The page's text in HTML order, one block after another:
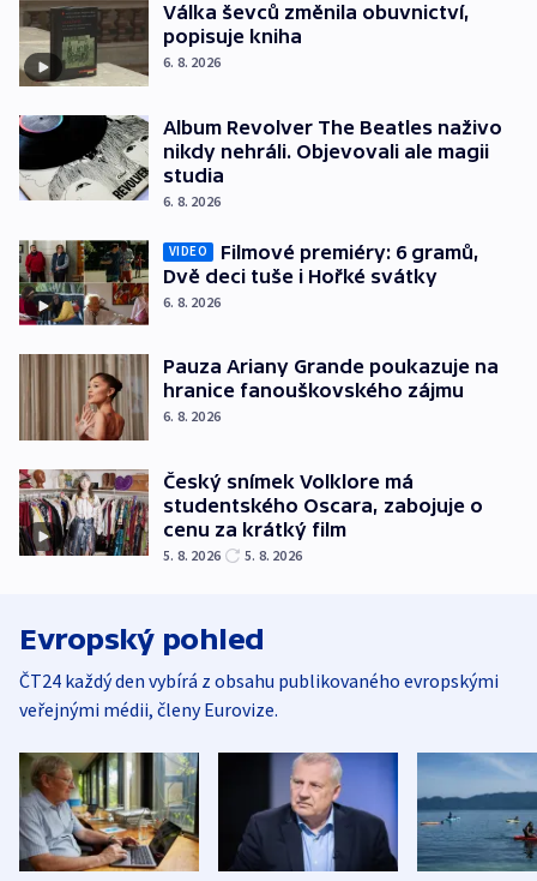
Válka ševců změnila obuvnictví,
popisuje kniha
6. 8. 2026
Album Revolver The Beatles naživo
nikdy nehráli. Objevovali ale magii
studia
6. 8. 2026
VIDEO
Filmové premiéry: 6 gramů,
Dvě deci tuše i Hořké svátky
6. 8. 2026
Pauza Ariany Grande poukazuje na
hranice fanouškovského zájmu
6. 8. 2026
Český snímek Volklore má
studentského Oscara, zabojuje o
cenu za krátký film
5. 8. 2026 5. 8. 2026
Evropský pohled
ČT24 každý den vybírá z obsahu publikovaného evropskými
veřejnými médii, členy Eurovize.